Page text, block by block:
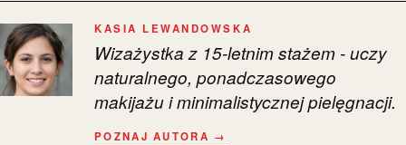
KASIA LEWANDOWSKA
Wizażystka z 15-letnim stażem - uczy
naturalnego, ponadczasowego
makijażu i minimalistycznej pielęgnacji.
POZNAJ AUTORA →